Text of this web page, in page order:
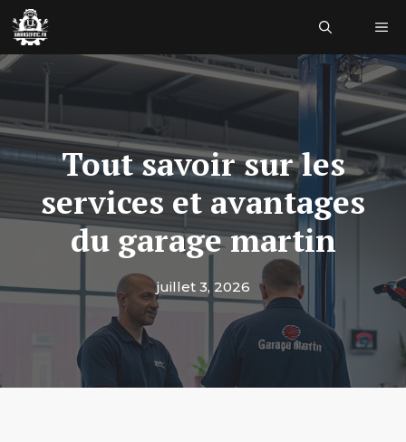
Aller
au
contenu
Tout savoir sur les
services et avantages
du garage martin
juillet 3, 2026